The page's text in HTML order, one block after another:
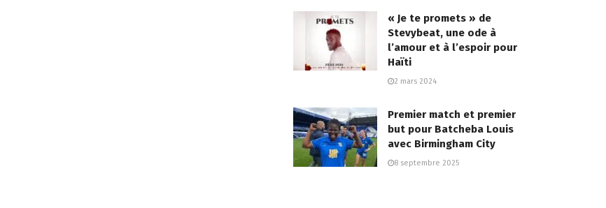
« Je te promets » de
Stevybeat, une ode à
l’amour et à l’espoir pour
Haïti
2 mars 2024
Premier match et premier
but pour Batcheba Louis
avec Birmingham City
8 septembre 2025